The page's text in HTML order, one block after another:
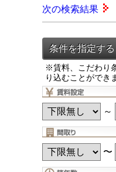
※賃料、こだわり
り込むことができ
～
〜
次の検索結果